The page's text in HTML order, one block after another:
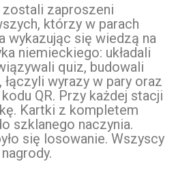
zostali zaproszeni
którzy w parach
wykazując się wiedzą na
niemieckiego: układali
quiz, budowali
wyrazy w pary oraz
QR. Przy każdej stacji
Kartki z kompletem
szklanego naczynia.
się losowanie. Wszyscy